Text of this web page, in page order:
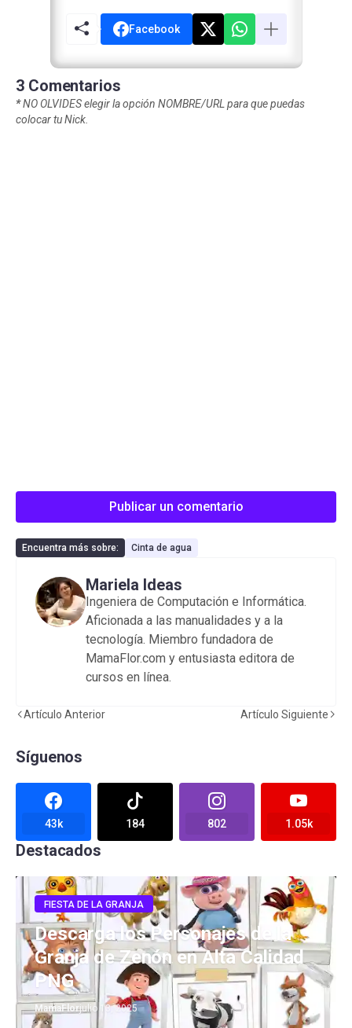
Facebook
3 Comentarios
*NO OLVIDES elegir la opción NOMBRE/URL para que puedas
colocar tu Nick.
Publicar un comentario
Encuentra más sobre: Cinta de agua
Mariela Ideas
Ingeniera de Computación e Informática.
Aficionada a las manualidades y a la
tecnología. Miembro fundadora de
MamaFlor.com y entusiasta editora de
cursos en línea.
Artículo Anterior Artículo Siguiente
Síguenos
43k 184 802 1.05k
Destacados
FIESTA DE LA GRANJA
Descarga los Personajes de la
Granja de Zenón en Alta Calidad
PNG
MamaFlorjulio 13, 2025